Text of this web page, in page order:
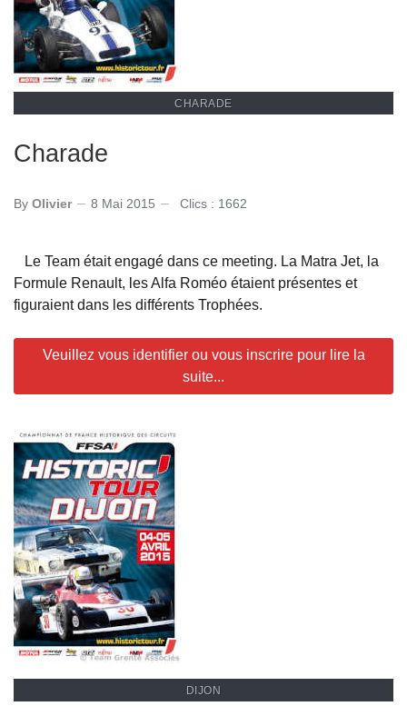
CHARADE
Charade
By Olivier 8 Mai 2015 Clics : 1662
Le Team était engagé dans ce meeting. La Matra Jet, la
Formule Renault, les Alfa Roméo étaient présentes et
figuraient dans les différents Trophées.
Veuillez vous identifier ou vous inscrire pour lire la
suite...
DIJON